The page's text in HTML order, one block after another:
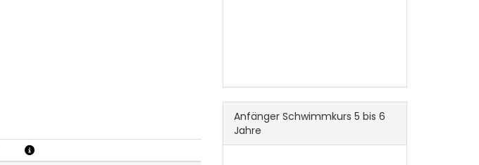
Anfänger Schwimmkurs 5 bis 6
Jahre